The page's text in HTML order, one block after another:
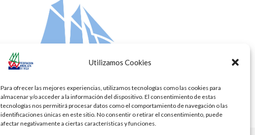
Utilizamos Cookies
Para ofrecer las mejores experiencias, utilizamos tecnologías como las cookies para
almacenar y/o acceder a la información del dispositivo. El consentimiento de estas
tecnologías nos permitirá procesar datos como el comportamiento de navegación o las
identificaciones únicas en este sitio. No consentir o retirar el consentimiento, puede
afectar negativamente a ciertas características y funciones.